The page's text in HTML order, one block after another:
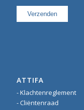
ATTIFA
- Klachtenreglement
- Cliëntenraad